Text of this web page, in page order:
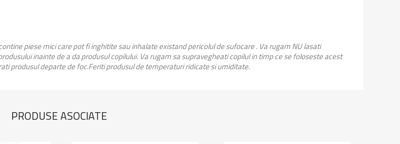
piese mici care pot fi inghitite sau inhalate existand pericolul de sufocare . Va rugam NU lasati
inainte de a da produsul copilului. Va rugam sa supravegheati copilul in timp ce se foloseste acest
produsul departe de foc.Feriti produsul de temperaturi ridicate si umiditate.
PRODUSE ASOCIATE